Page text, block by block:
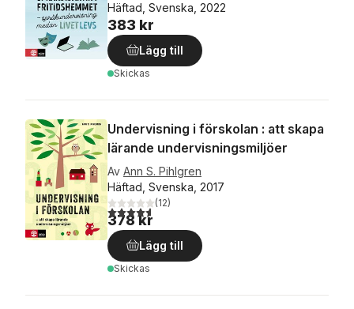
Häftad, Svenska, 2022
383 kr
Lägg till
Skickas
Undervisning i förskolan : att skapa
lärande undervisningsmiljöer
Av Ann S. Pihlgren
Häftad, Svenska, 2017
4,6utav 5 stjärnor. Totalt antal röster:
(12)
378 kr
Lägg till
Skickas